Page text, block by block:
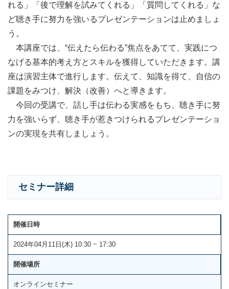
れる」「後で理解を試みてくれる」「質問してくれる」な
ど聴き手に努力を強いるプレゼンテーションは止めましょ
う。
本講座では、“伝えたら伝わる”焦点をあてて、実践につ
なげる基本的考え方とスキルを獲得していただきます。講
座は演習主体で進行します。伝えて、知識を得て、自信の
課題をみつけ、解決（改善）へと導きます。
今回の受講で、話し手は伝わる実感をもち、聴き手に努
力を強いらず、聴き手が惹きつけられるプレゼンテーショ
ンの実現を共有しましょう。
セミナー詳細
開催日時
2024年04月11日(木) 10:30 ~ 17:30
開催場所
オンラインセミナー